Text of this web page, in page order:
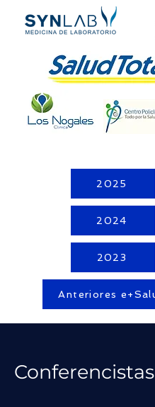
2025
2024
2023
Anteriores
Conferencistas